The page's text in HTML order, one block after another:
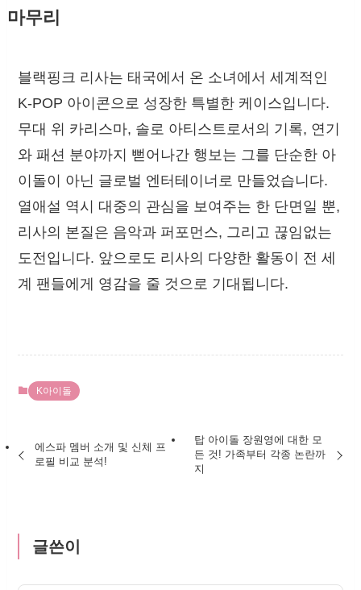
마무리
블랙핑크 리사는 태국에서 온 소녀에서 세계적인
K-POP 아이콘으로 성장한 특별한 케이스입니다.
무대 위 카리스마, 솔로 아티스트로서의 기록, 연기
와 패션 분야까지 뻗어나간 행보는 그를 단순한 아
이돌이 아닌 글로벌 엔터테이너로 만들었습니다.
열애설 역시 대중의 관심을 보여주는 한 단면일 뿐,
리사의 본질은 음악과 퍼포먼스, 그리고 끊임없는
도전입니다. 앞으로도 리사의 다양한 활동이 전 세
계 팬들에게 영감을 줄 것으로 기대됩니다.
K아이돌
에스파 멤버 소개 및 신체 프
로필 비교 분석!
탑 아이돌 장원영에 대한 모
든 것! 가족부터 각종 논란까
지
글쓴이